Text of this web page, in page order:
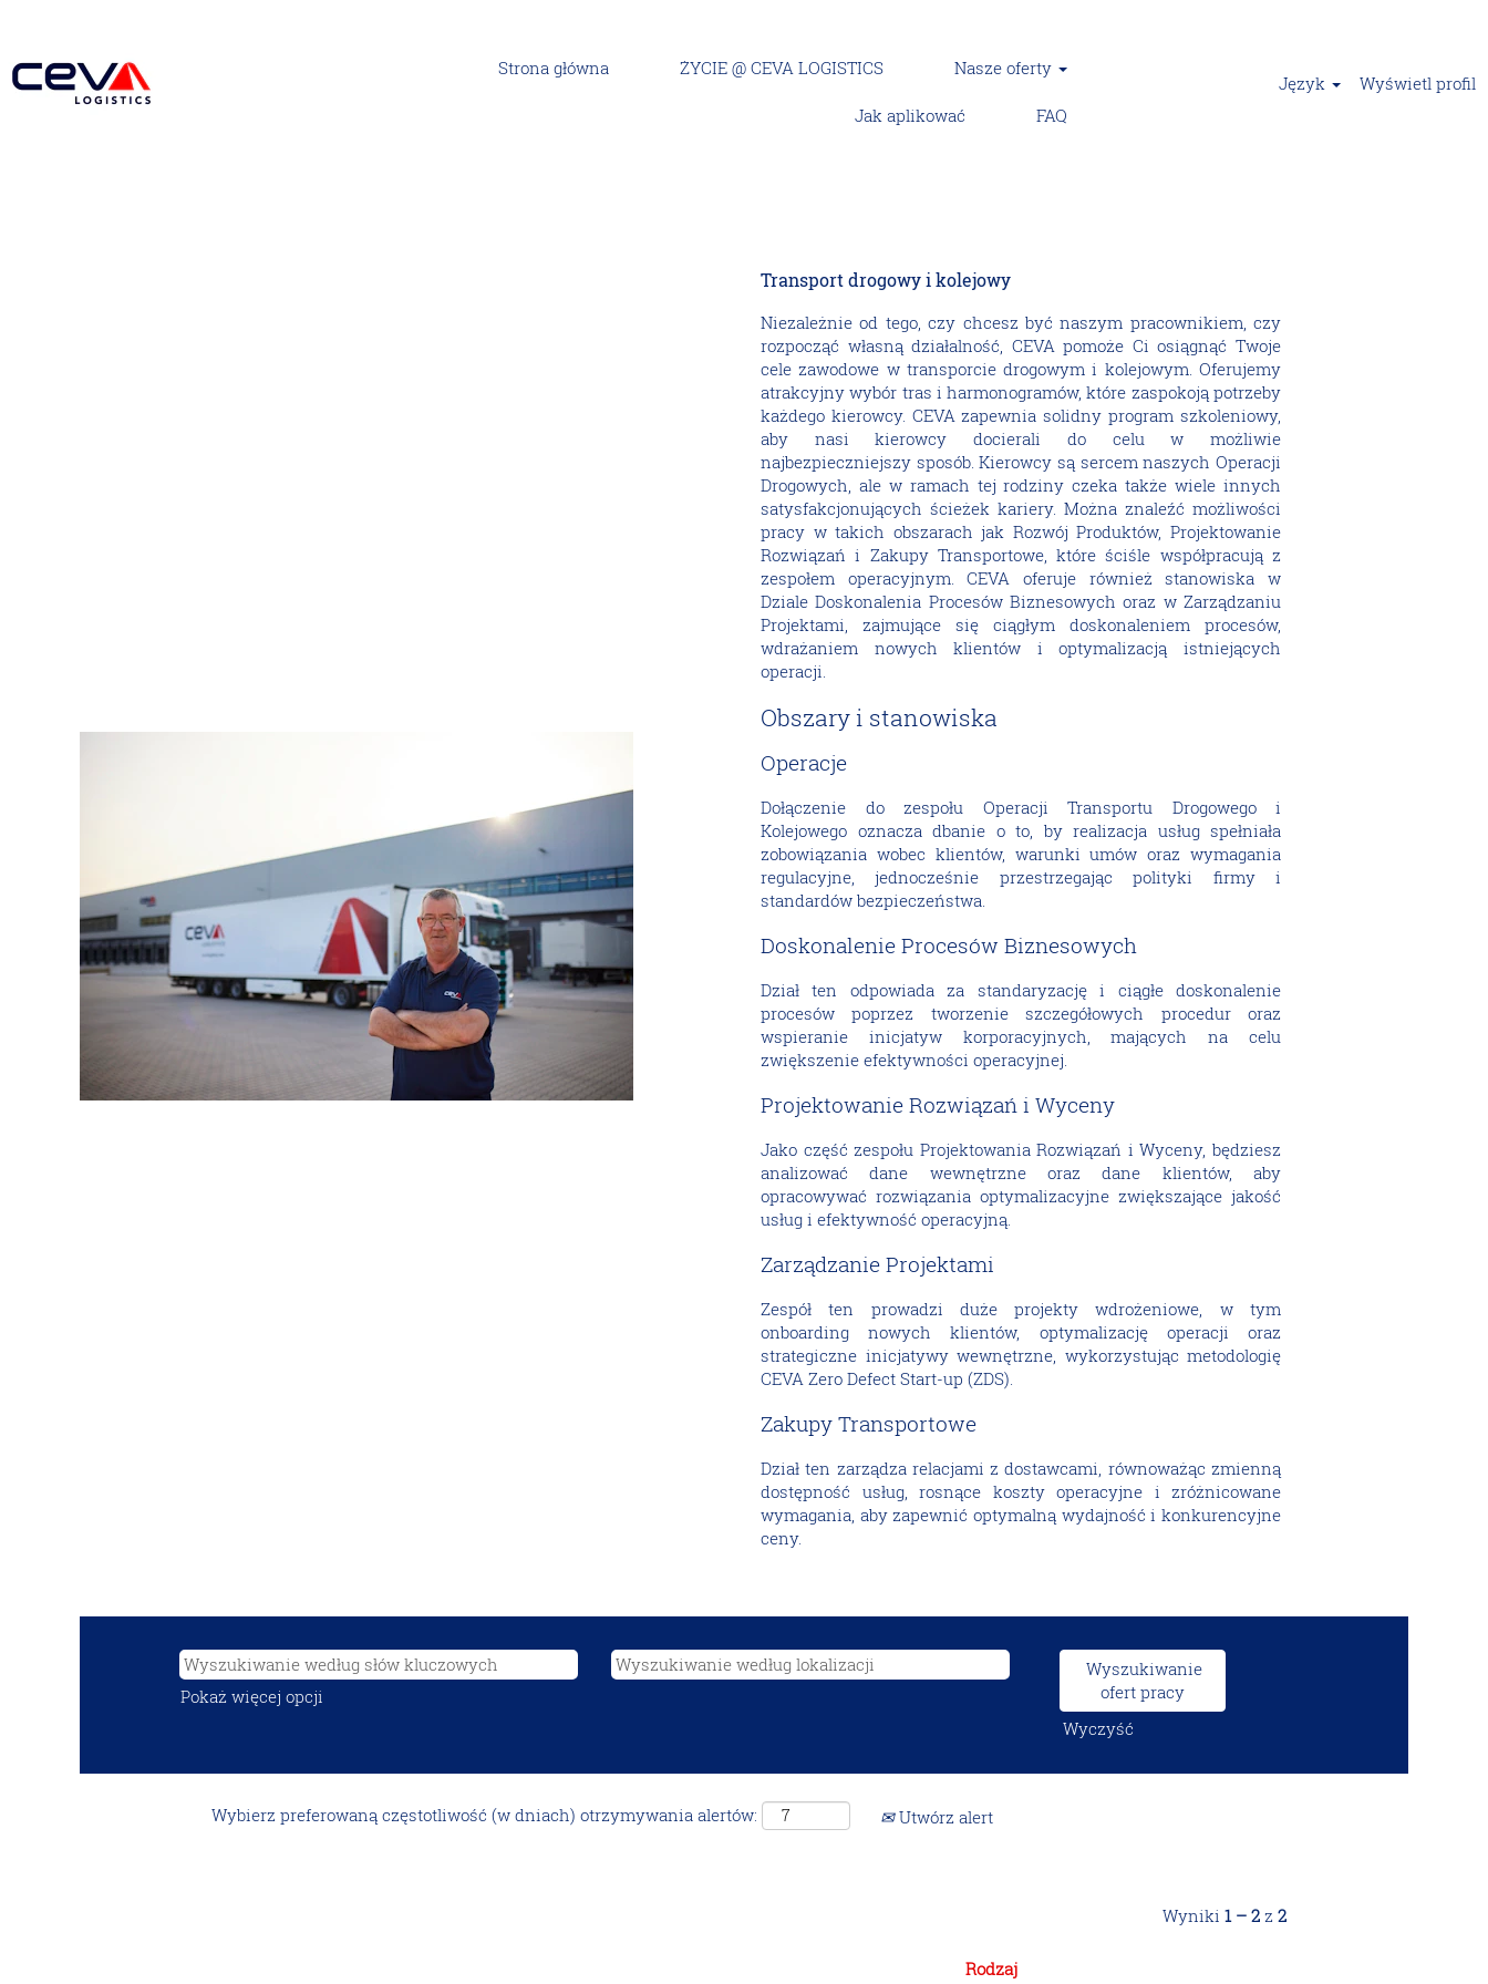
Strona główna ŻYCIE @ CEVA LOGISTICS Nasze oferty
Jak aplikować FAQ
Język Wyświetl profil
Transport drogowy i kolejowy
Niezależnie od tego, czy chcesz być naszym pracownikiem, czy
rozpocząć własną działalność, CEVA pomoże Ci osiągnąć Twoje
cele zawodowe w transporcie drogowym i kolejowym. Oferujemy
atrakcyjny wybór tras i harmonogramów, które zaspokoją potrzeby
każdego kierowcy. CEVA zapewnia solidny program szkoleniowy,
aby nasi kierowcy docierali do celu w możliwie
najbezpieczniejszy sposób. Kierowcy są sercem naszych Operacji
Drogowych, ale w ramach tej rodziny czeka także wiele innych
satysfakcjonujących ścieżek kariery. Można znaleźć możliwości
pracy w takich obszarach jak Rozwój Produktów, Projektowanie
Rozwiązań i Zakupy Transportowe, które ściśle współpracują z
zespołem operacyjnym. CEVA oferuje również stanowiska w
Dziale Doskonalenia Procesów Biznesowych oraz w Zarządzaniu
Projektami, zajmujące się ciągłym doskonaleniem procesów,
wdrażaniem nowych klientów i optymalizacją istniejących
operacji.
Obszary i stanowiska
Operacje
Dołączenie do zespołu Operacji Transportu Drogowego i
Kolejowego oznacza dbanie o to, by realizacja usług spełniała
zobowiązania wobec klientów, warunki umów oraz wymagania
regulacyjne, jednocześnie przestrzegając polityki firmy i
standardów bezpieczeństwa.
Doskonalenie Procesów Biznesowych
Dział ten odpowiada za standaryzację i ciągłe doskonalenie
procesów poprzez tworzenie szczegółowych procedur oraz
wspieranie inicjatyw korporacyjnych, mających na celu
zwiększenie efektywności operacyjnej.
Projektowanie Rozwiązań i Wyceny
Jako część zespołu Projektowania Rozwiązań i Wyceny, będziesz
analizować dane wewnętrzne oraz dane klientów, aby
opracowywać rozwiązania optymalizacyjne zwiększające jakość
usług i efektywność operacyjną.
Zarządzanie Projektami
Zespół ten prowadzi duże projekty wdrożeniowe, w tym
onboarding nowych klientów, optymalizację operacji oraz
strategiczne inicjatywy wewnętrzne, wykorzystując metodologię
CEVA Zero Defect Start-up (ZDS).
Zakupy Transportowe
Dział ten zarządza relacjami z dostawcami, równoważąc zmienną
dostępność usług, rosnące koszty operacyjne i zróżnicowane
wymagania, aby zapewnić optymalną wydajność i konkurencyjne
ceny.
Pokaż więcej opcji
Wyczyść
Wybierz preferowaną częstotliwość (w dniach) otrzymywania alertów: Utwórz alert
Wyniki 1 – 2 z 2
Rodzaj